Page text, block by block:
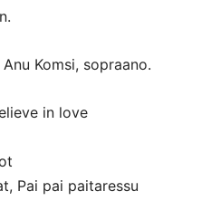
Anu Komsi, sopraano.
in love
Pai pai paitaressu